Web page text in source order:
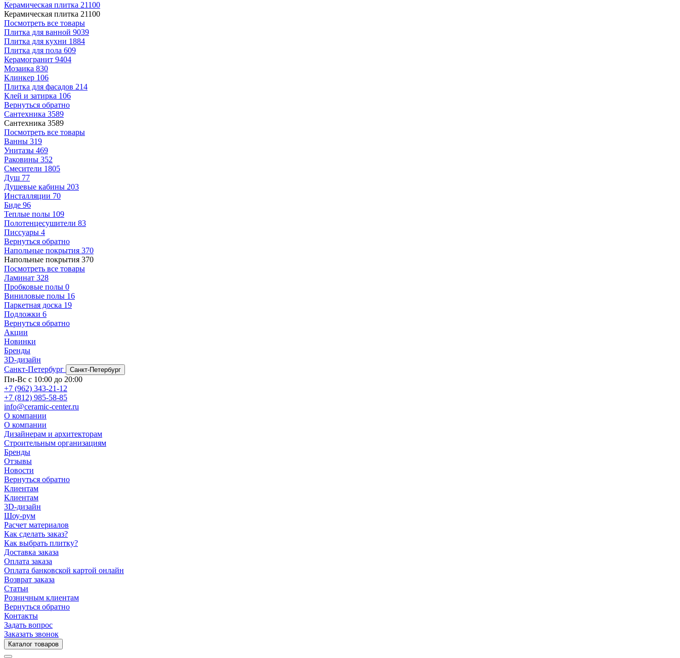
Керамическая плитка 21100
Керамическая плитка 21100
Посмотреть все товары
Плитка для ванной 9039
Плитка для кухни 1884
Плитка для пола 609
Керамогранит 9404
Мозаика 830
Клинкер 106
Плитка для фасадов 214
Клей и затирка 106
Вернуться обратно
Сантехника 3589
Сантехника 3589
Посмотреть все товары
Ванны 319
Унитазы 469
Раковины 352
Смесители 1805
Душ 77
Душевые кабины 203
Инсталляции 70
Биде 96
Теплые полы 109
Полотенцесушители 83
Писсуары 4
Вернуться обратно
Напольные покрытия 370
Напольные покрытия 370
Посмотреть все товары
Ламинат 328
Пробковые полы 0
Виниловые полы 16
Паркетная доска 19
Подложки 6
Вернуться обратно
Акции
Новинки
Бренды
3D-дизайн
Санкт-Петербург
Санкт-Петербург
Пн-Вс с 10:00 до 20:00
+7 (962) 343-21-12
+7 (812) 985-58-85
info@ceramic-center.ru
О компании
О компании
Дизайнерам и архитекторам
Строительным организациям
Бренды
Отзывы
Новости
Вернуться обратно
Клиентам
Клиентам
3D-дизайн
Шоу-рум
Расчет материалов
Как сделать заказ?
Как выбрать плитку?
Доставка заказа
Оплата заказа
Оплата банковской картой онлайн
Возврат заказа
Статьи
Розничным клиентам
Вернуться обратно
Контакты
Задать вопрос
Заказать звонок
Каталог товаров